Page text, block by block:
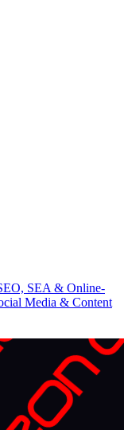
SEA & Online-
Media & Content